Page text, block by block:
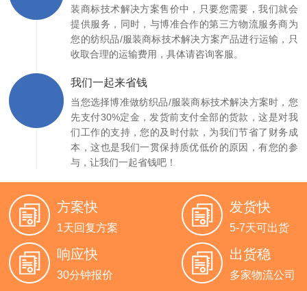
装商标技术解决方案售价中，只要您需要，我们就会
提供服务，同时，与博准合作的第三方物流服务商为
您的纺织品/服装商标技术解决方案产品进行运输，只
收取合理的运输费用，具体请咨询客服。
我们一起来省钱
当您选择博准做纺织品/服装商标技术解决方案时，您
先支付30%定金，发货前支付全部的货款，这是对我
们工作的支持，您的及时付款，为我们节省了财务成
本，这也是我们一贯保持质优低价的原因，有您的参
与，让我们一起省钱吧！
方案快
1天回复方案
发货快
5-7天可出货
响应快
30分钟报价
出货稳
多家物流公司